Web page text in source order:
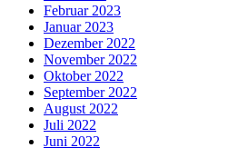
Februar 2023
Januar 2023
Dezember 2022
November 2022
Oktober 2022
September 2022
August 2022
Juli 2022
Juni 2022